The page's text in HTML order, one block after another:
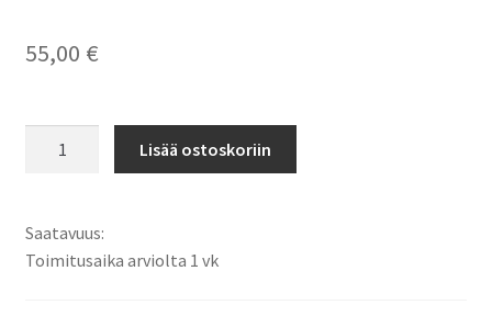
55,00 €
x2
Detachable
Lisää ostoskoriin
Saatavuus:
Toimitusaika arviolta 1 vk